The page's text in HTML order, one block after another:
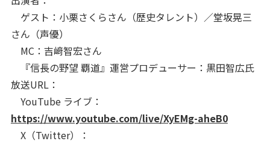
ゲスト：小栗さくらさん（歴史タレント）／堂坂晃三
さん（声優）
MC：吉﨑智宏さん
『信長の野望 覇道』運営プロデューサー：黒田智広氏
放送URL：
YouTube ライブ：
https://www.youtube.com/live/XyEMg-aheB0
X（Twitter）：